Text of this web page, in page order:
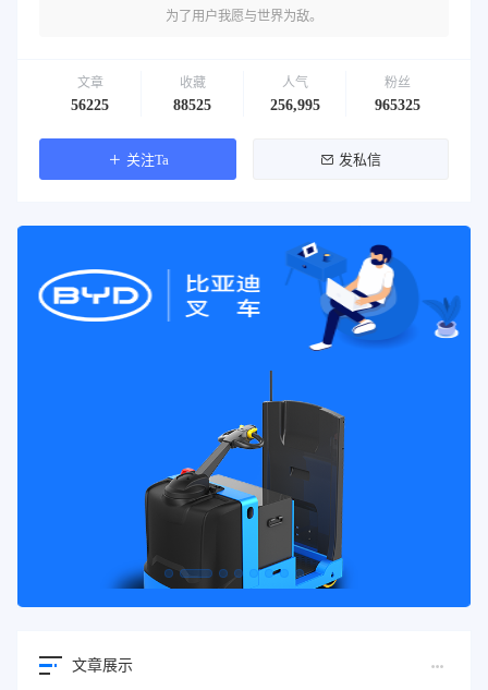
为了用户我愿与世界为敌。
文章
56225
收藏
88525
人气
256,995
粉丝
965325
关注Ta 发私信
文章展示